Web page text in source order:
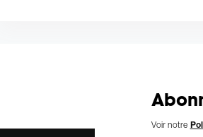
Voir notre